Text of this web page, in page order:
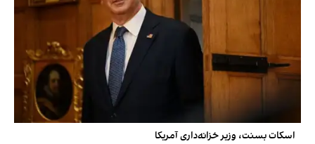
اسکات بسنت، وزیر خزانه‌داری آمریکا